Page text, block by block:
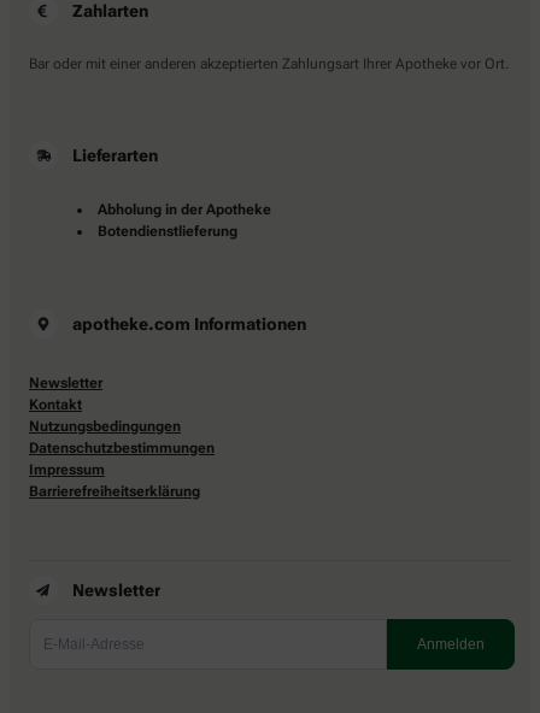
Zahlarten
Bar oder mit einer anderen akzeptierten Zahlungsart Ihrer Apotheke vor Ort.
Lieferarten
Abholung in der Apotheke
Botendienstlieferung
apotheke.com Informationen
Newsletter
Kontakt
Nutzungsbedingungen
Datenschutzbestimmungen
Impressum
Barrierefreiheitserklärung
Newsletter